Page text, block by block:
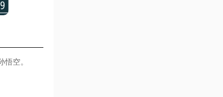
空。